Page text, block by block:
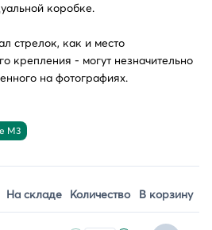
коробке.
стрелок, как и место
крепления - могут незначительно
на фотографиях.
M3
На складе Количество В корзину